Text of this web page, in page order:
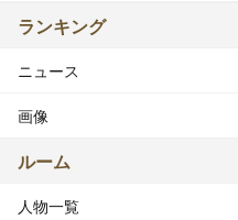
ランキング
ニュース
画像
ルーム
人物一覧